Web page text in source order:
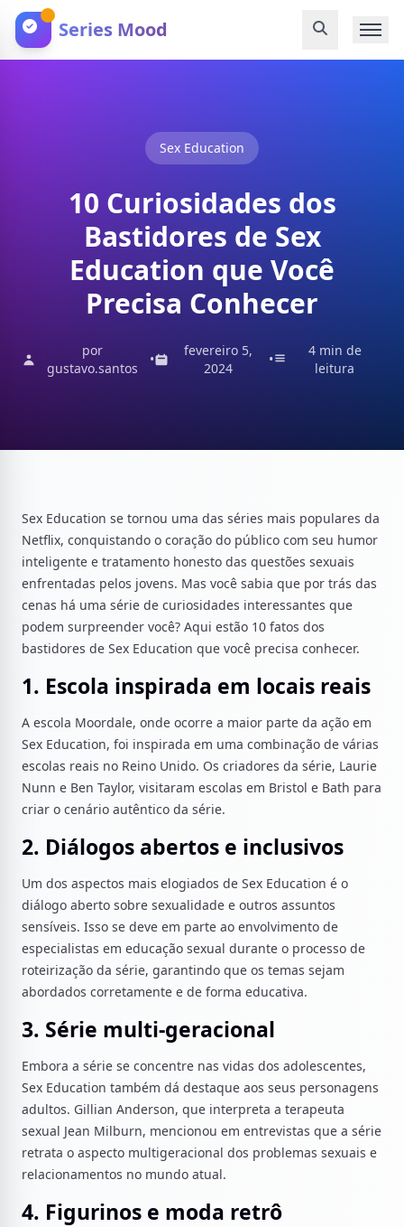
Series Mood
Sex Education
10 Curiosidades dos
Bastidores de Sex
Education que Você
Precisa Conhecer
por
gustavo.santos
•
fevereiro 5,
2024
•
4 min de
leitura
Sex Education se tornou uma das séries mais populares da
Netflix, conquistando o coração do público com seu humor
inteligente e tratamento honesto das questões sexuais
enfrentadas pelos jovens. Mas você sabia que por trás das
cenas há uma série de curiosidades interessantes que
podem surpreender você? Aqui estão 10 fatos dos
bastidores de Sex Education que você precisa conhecer.
1. Escola inspirada em locais reais
A escola Moordale, onde ocorre a maior parte da ação em
Sex Education, foi inspirada em uma combinação de várias
escolas reais no Reino Unido. Os criadores da série, Laurie
Nunn e Ben Taylor, visitaram escolas em Bristol e Bath para
criar o cenário autêntico da série.
2. Diálogos abertos e inclusivos
Um dos aspectos mais elogiados de Sex Education é o
diálogo aberto sobre sexualidade e outros assuntos
sensíveis. Isso se deve em parte ao envolvimento de
especialistas em educação sexual durante o processo de
roteirização da série, garantindo que os temas sejam
abordados corretamente e de forma educativa.
3. Série multi-geracional
Embora a série se concentre nas vidas dos adolescentes,
Sex Education também dá destaque aos seus personagens
adultos. Gillian Anderson, que interpreta a terapeuta
sexual Jean Milburn, mencionou em entrevistas que a série
retrata o aspecto multigeracional dos problemas sexuais e
relacionamentos no mundo atual.
4. Figurinos e moda retrô